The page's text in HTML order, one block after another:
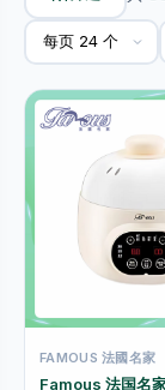
FAMOUS 法國名家
Famous 法国名